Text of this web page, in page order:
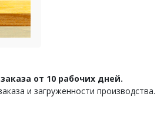
от 10 рабочих дней.
и загруженности производства.